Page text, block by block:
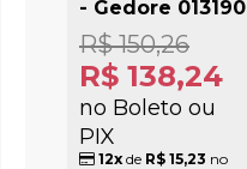
- Gedore 013190
R$ 138,24
no Boleto ou
PIX
R$ 150,26
12x de R$ 15,23 no